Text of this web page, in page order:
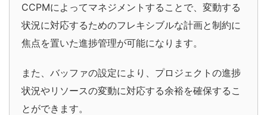
CCPMによってマネジメントすることで、変動する
状況に対応するためのフレキシブルな計画と制約に
焦点を置いた進捗管理が可能になります。
また、バッファの設定により、プロジェクトの進捗
状況やリソースの変動に対応する余裕を確保するこ
とができます。